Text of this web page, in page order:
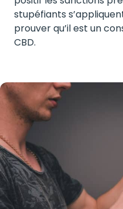
stupéfiants
prouver qu’il est un
CBD.